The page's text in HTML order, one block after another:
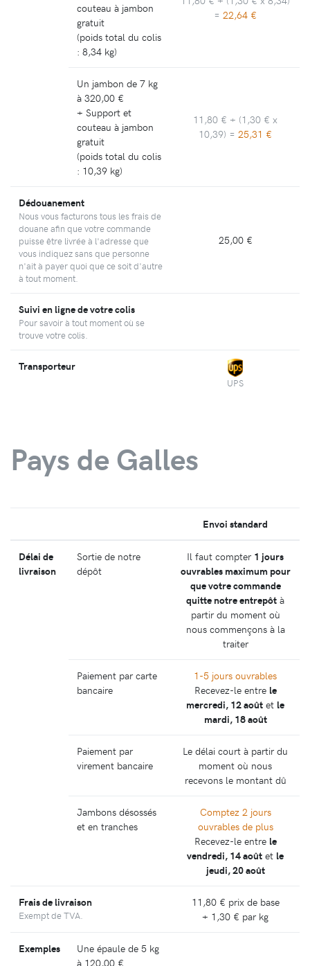
couteau à jambon
gratuit
(poids total du colis
: 8,34 kg)
= 22,64 €
Un jambon de 7 kg
à 320,00 €
+ Support et
couteau à jambon
gratuit
(poids total du colis
: 10,39 kg)
11,80 € + (1,30 € x
10,39) = 25,31 €
Dédouanement
Nous vous facturons tous les frais de
douane afin que votre commande
puisse être livrée à l'adresse que
vous indiquez sans que personne
n'ait à payer quoi que ce soit d'autre
à tout moment.
25,00 €
Suivi en ligne de votre colis
Pour savoir à tout moment où se
trouve votre colis.
Transporteur
UPS
Pays de Galles
Envoi standard
Délai de
livraison
Sortie de notre
dépôt
Il faut compter 1 jours
ouvrables maximum pour
que votre commande
quitte notre entrepôt à
partir du moment où
nous commençons à la
traiter
Paiement par carte
bancaire
1-5 jours ouvrables
Recevez-le entre le
mercredi, 12 août et le
mardi, 18 août
Paiement par
virement bancaire
Le délai court à partir du
moment où nous
recevons le montant dû
Jambons désossés
et en tranches
Comptez 2 jours
ouvrables de plus
Recevez-le entre le
vendredi, 14 août et le
jeudi, 20 août
Frais de livraison
Exempt de TVA.
11,80 € prix de base
+ 1,30 € par kg
Exemples
Une épaule de 5 kg
à 120,00 €